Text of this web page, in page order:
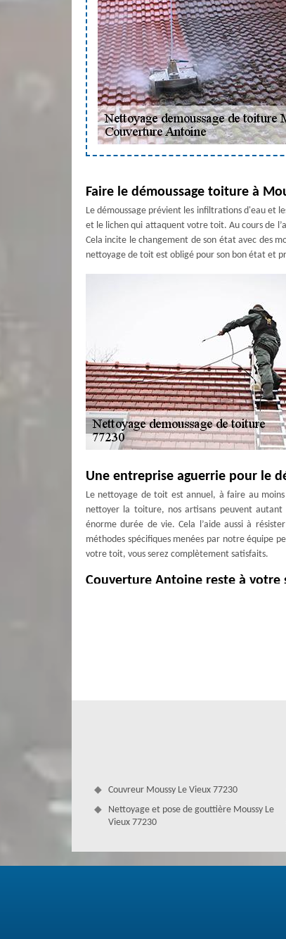
Faire le démoussage toiture à
Le démoussage prévient les infiltrations d'eau et
et le lichen qui attaquent votre toit. Au cours de
Cela incite le changement de son état avec des
nettoyage de toit est obligé pour son bon état et
Une entreprise aguerrie pour le
Le nettoyage de toit est annuel, à faire au
nettoyer la toiture, nos artisans peuvent
énorme durée de vie. Cela l’aide aussi à
méthodes spécifiques menées par notre équipe
votre toit, vous serez complètement satisfaits.
Couverture Antoine reste à votre
Si vous utilisez notre service, le nettoyage de
disponible. La tuile est une matière qui
obtenir un bon nettoyage de tuile, il faut confier
Couvreur Moussy Le Vieux 77230
Nettoyage et pose de gouttière Moussy Le
Vieux 77230